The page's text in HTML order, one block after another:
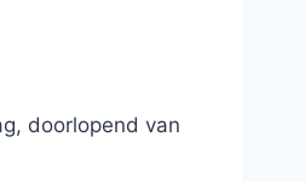
doorlopend van